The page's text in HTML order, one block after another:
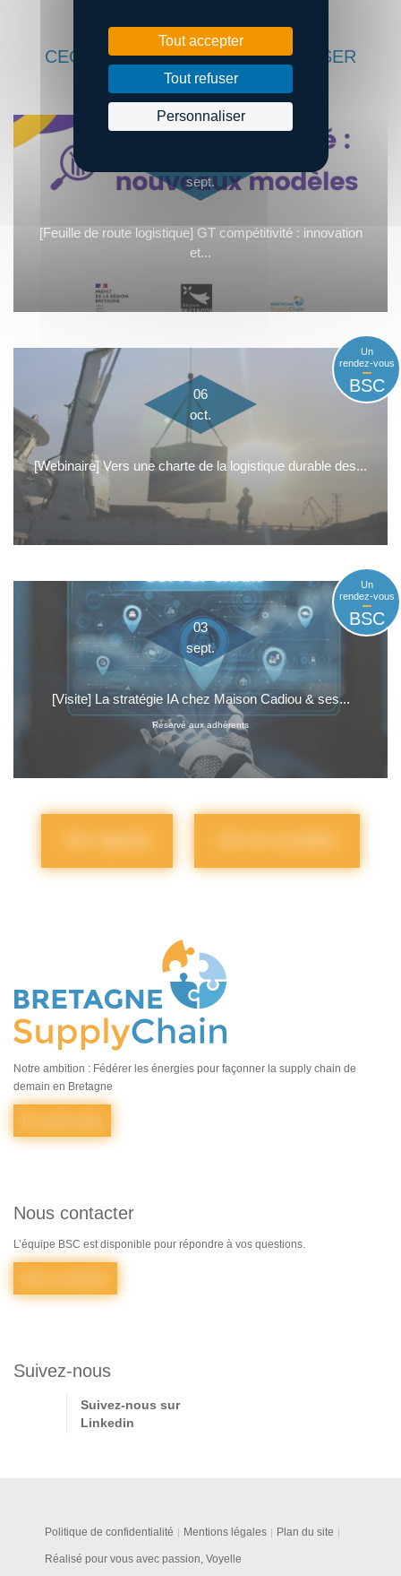
CECI POURRAIT VOUS INTÉRESSER
sept.
[Feuille de route logistique] GT compétitivité : innovation
et...
06
oct.
Un
rendez-vous
BSC
[Webinaire] Vers une charte de la logistique durable des...
03
sept.
Un
rendez-vous
BSC
[Visite] La stratégie IA chez Maison Cadiou & ses...
Réservé aux adhérents
Notre ambition : Fédérer les énergies pour façonner la supply chain de
demain en Bretagne
Nous contacter
L’équipe BSC est disponible pour répondre à vos questions.
Suivez-nous
Suivez-nous sur
Linkedin
Politique de confidentialité Mentions légales Plan du site
Réalisé pour vous avec passion, Voyelle
Tout accepter
Tout refuser
Personnaliser